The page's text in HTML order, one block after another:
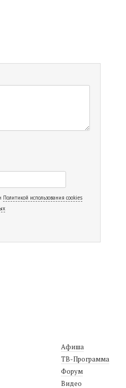
Политикой использования cookies
Афиша
ТВ-Программа
Форум
Видео